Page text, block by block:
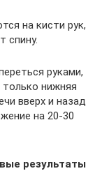
на кисти рук,
спину.
руками,
только нижняя
вверх и назад
на 20-30
результаты